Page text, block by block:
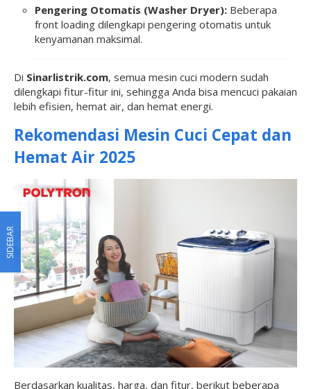
Pengering Otomatis (Washer Dryer): Beberapa
front loading dilengkapi pengering otomatis untuk
kenyamanan maksimal.
Di Sinarlistrik.com, semua mesin cuci modern sudah
dilengkapi fitur-fitur ini, sehingga Anda bisa mencuci pakaian
lebih efisien, hemat air, dan hemat energi.
Rekomendasi Mesin Cuci Cepat dan
Hemat Air 2025
Berdasarkan kualitas, harga, dan fitur, berikut beberapa
SIDEBAR